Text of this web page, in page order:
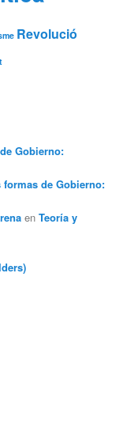
Revolució
Gobierno:
de Gobierno:
enTeoría y